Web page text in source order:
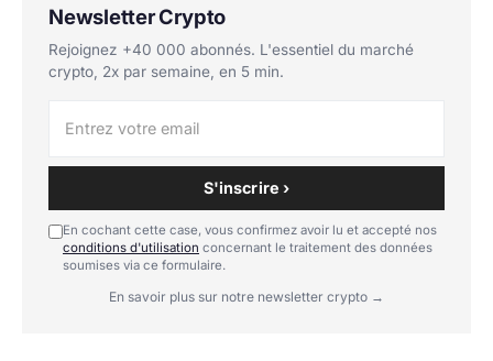
Newsletter Crypto
Rejoignez +40 000 abonnés. L'essentiel du marché
crypto, 2x par semaine, en 5 min.
S'inscrire ›
En cochant cette case, vous confirmez avoir lu et accepté nos
conditions d'utilisation concernant le traitement des données
soumises via ce formulaire.
En savoir plus sur notre newsletter crypto →